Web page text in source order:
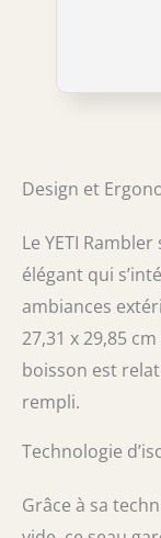
lors du
les
Design et
Le YETI
élégant qui
ambiances
27,31 x 29,85
boisson est
rempli.
Technologie
Grâce à sa